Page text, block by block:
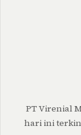
PT Virenial
hari ini